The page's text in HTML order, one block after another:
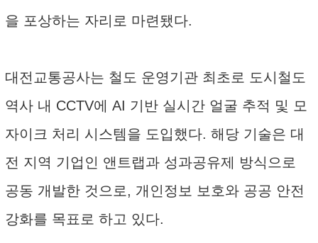
을 포상하는 자리로 마련됐다.
대전교통공사는 철도 운영기관 최초로 도시철도
역사 내 CCTV에 AI 기반 실시간 얼굴 추적 및 모
자이크 처리 시스템을 도입했다. 해당 기술은 대
전 지역 기업인 앤트랩과 성과공유제 방식으로
공동 개발한 것으로, 개인정보 보호와 공공 안전
강화를 목표로 하고 있다.